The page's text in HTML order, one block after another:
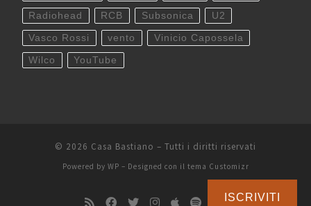
Radiohead RCB Subsonica U2
Vasco Rossi vento Vinicio Capossela
Wilco YouTube
© 2026 Casa Bastiano – Tutti i diritti riservati
Powered by WP – Designed con il tema Customizr
ISCRIVITI